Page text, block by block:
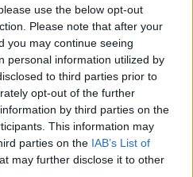
use the below opt-out
Please note that after your
you may continue seeing
personal information utilized by
to third parties prior to
opt-out of the further
by third parties on the
This information may
parties on the IAB’s List of
may further disclose it to other
ρεπόρτερ,
της σύγχρονης
τελευταία χρόνια
Αφρική και ασχολήθηκε